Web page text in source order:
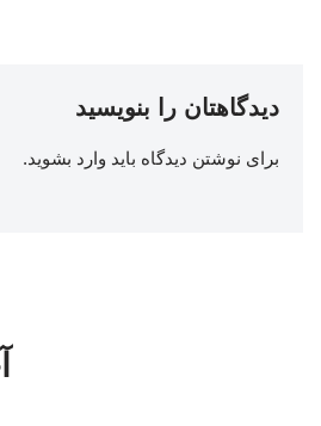
دیدگاهتان را بنویسید
برای نوشتن دیدگاه باید وارد بشوید.